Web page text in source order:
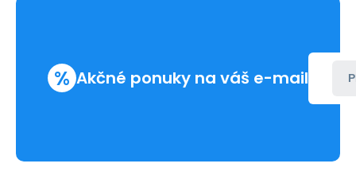
% Akčné ponuky na váš e-mail